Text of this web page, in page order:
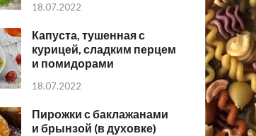
18.07.2022
Капуста, тушенная с
курицей, сладким перцем
и помидорами
18.07.2022
Пирожки с баклажанами
и брынзой (в духовке)